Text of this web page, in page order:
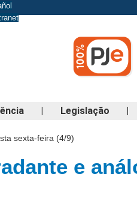
| Legislação |
sexta-feira (4/9)
e